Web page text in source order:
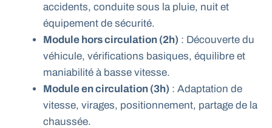
accidents, conduite sous la pluie, nuit et
équipement de sécurité.
Module hors circulation (2h) : Découverte du
véhicule, vérifications basiques, équilibre et
maniabilité à basse vitesse.
Module en circulation (3h) : Adaptation de
vitesse, virages, positionnement, partage de la
chaussée.